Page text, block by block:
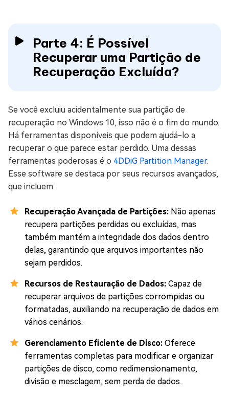
Parte 4: É Possível
Recuperar uma Partição de
Recuperação Excluída?
Se você excluiu acidentalmente sua partição de
recuperação no Windows 10, isso não é o fim do mundo.
Há ferramentas disponíveis que podem ajudá-lo a
recuperar o que parece estar perdido. Uma dessas
ferramentas poderosas é o 4DDiG Partition Manager.
Esse software se destaca por seus recursos avançados,
que incluem:
Recuperação Avançada de Partições: Não apenas
recupera partições perdidas ou excluídas, mas
também mantém a integridade dos dados dentro
delas, garantindo que arquivos importantes não
sejam perdidos.
Recursos de Restauração de Dados: Capaz de
recuperar arquivos de partições corrompidas ou
formatadas, auxiliando na recuperação de dados em
vários cenários.
Gerenciamento Eficiente de Disco: Oferece
ferramentas completas para modificar e organizar
partições de disco, como redimensionamento,
divisão e mesclagem, sem perda de dados.